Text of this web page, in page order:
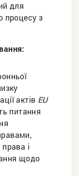
для
процесу з
актів EU
питання
і
щодо